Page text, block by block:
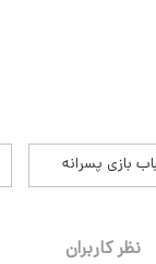
بازی پسرانه
نظر کاربران